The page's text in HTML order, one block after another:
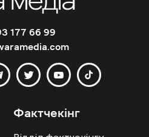
177 66 99
Фактчекінг